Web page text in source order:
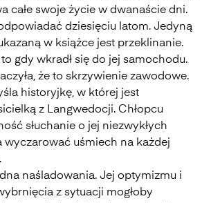
całe swoje życie w dwanaście dni.
dziesięciu latom. Jedyną
w książce jest przeklinanie.
to gdy wkradł się do jej samochodu.
że to skrzywienie zawodowe.
historyjkę, w której jest
z Langwedocji. Chłopcu
słuchanie o jej niezwykłych
wyczarować uśmiech na każdej
naśladowania. Jej optymizmu i
z sytuacji mogłoby